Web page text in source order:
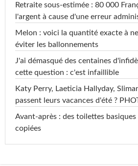
Retraite sous-estimée : 80 000
l'argent à cause d'une erreur
Melon : voici la quantité exacte à
éviter les ballonnements
J'ai démasqué des centaines
cette question : c'est infaillible
Katy Perry, Laeticia Hallyday,
passent leurs vacances d'été ?
Avant-après : des toilettes
copiées